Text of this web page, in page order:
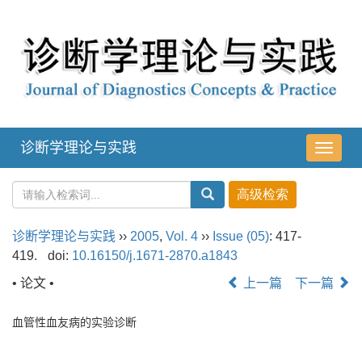
导
航
诊断学理论与实践
诊断学理论与实践 ›› 2005, Vol. 4 ›› Issue (05): 417-
419.
doi: 10.16150/j.1671-2870.a1843
• 论文 •
上一篇 下一篇
血管性血友病的实验诊断